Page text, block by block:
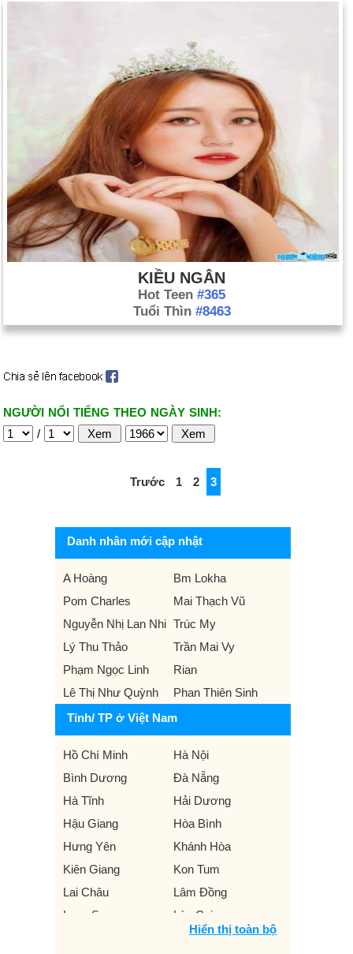
KIỀU NGÂN
Hot Teen #365
Tuổi Thìn #8463
NGƯỜI NỔI TIẾNG THEO NGÀY SINH:
/
Trước 1 2 3
Danh nhân mới cập nhật
A Hoàng
Bm Lokha
Pom Charles
Mai Thạch Vũ
Nguyễn Nhị Lan Nhi Trúc My
Lý Thu Thảo
Trần Mai Vy
Phạm Ngọc Linh
Rian
Lê Thị Như Quỳnh
Phan Thiên Sinh
Tỉnh/ TP ở Việt Nam
Hồ Chí Minh
Hà Nội
Bình Dương
Đà Nẵng
Hà Tĩnh
Hải Dương
Hậu Giang
Hòa Bình
Hưng Yên
Khánh Hòa
Kiên Giang
Kon Tum
Lai Châu
Lâm Đồng
Lạng Sơn
Lào Cai
Nghệ An
Hiển thị toàn bộ